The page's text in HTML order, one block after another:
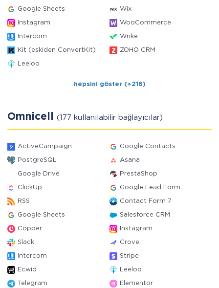
Google Sheets Wix
Instagram WooCommerce
Intercom Wrike
Kit (eskiden ConvertKit) ZOHO CRM
Leeloo
hepsini göster (+216)
Omnicell (177 kullanılabilir bağlayıcılar)
ActiveCampaign Google Contacts
PostgreSQL Asana
Google Drive PrestaShop
ClickUp Google Lead Form
RSS Contact Form 7
Google Sheets Salesforce CRM
Copper Instagram
Slack Crove
Intercom Stripe
Ecwid Leeloo
Telegram Elementor